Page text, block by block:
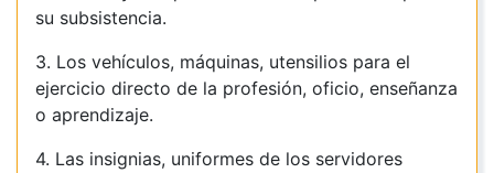
su subsistencia.
3. Los vehículos, máquinas, utensilios para el
ejercicio directo de la profesión, oficio, enseñanza
o aprendizaje.
4. Las insignias, uniformes de los servidores